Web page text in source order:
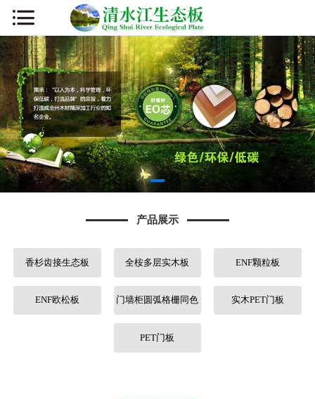
产品展示
香杉齿接生态板 全桉多层实木板 ENF颗粒板
ENF欧松板 门墙柜圆弧格栅同色 实木PET门板
PET门板
网站首页
公司简介
新闻资讯
产品展示
厂容厂貌
营销网络
人才招聘